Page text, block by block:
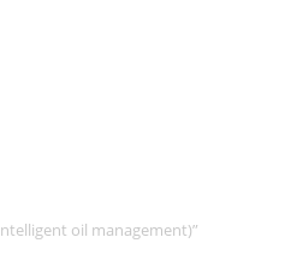
oil management)”